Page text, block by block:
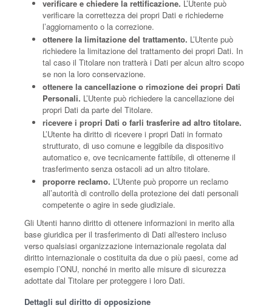
verificare e chiedere la rettificazione. L’Utente può
verificare la correttezza dei propri Dati e richiederne
l’aggiornamento o la correzione.
ottenere la limitazione del trattamento. L’Utente può
richiedere la limitazione del trattamento dei propri Dati. In
tal caso il Titolare non tratterà i Dati per alcun altro scopo
se non la loro conservazione.
ottenere la cancellazione o rimozione dei propri Dati
Personali. L’Utente può richiedere la cancellazione dei
propri Dati da parte del Titolare.
ricevere i propri Dati o farli trasferire ad altro titolare.
L’Utente ha diritto di ricevere i propri Dati in formato
strutturato, di uso comune e leggibile da dispositivo
automatico e, ove tecnicamente fattibile, di ottenerne il
trasferimento senza ostacoli ad un altro titolare.
proporre reclamo. L’Utente può proporre un reclamo
all’autorità di controllo della protezione dei dati personali
competente o agire in sede giudiziale.
Gli Utenti hanno diritto di ottenere informazioni in merito alla
base giuridica per il trasferimento di Dati all'estero incluso
verso qualsiasi organizzazione internazionale regolata dal
diritto internazionale o costituita da due o più paesi, come ad
esempio l’ONU, nonché in merito alle misure di sicurezza
adottate dal Titolare per proteggere i loro Dati.
Dettagli sul diritto di opposizione